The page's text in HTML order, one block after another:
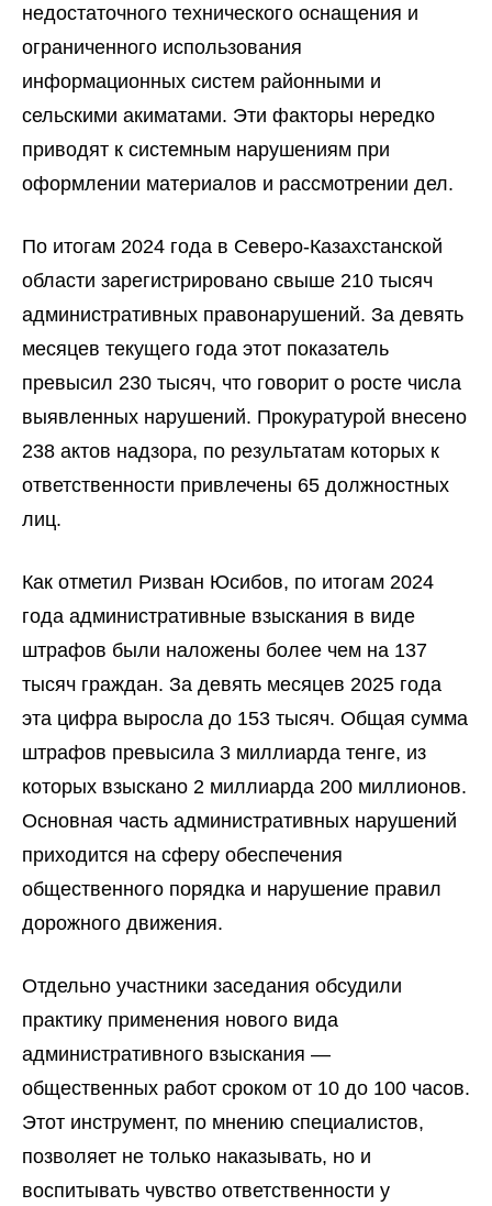
недостаточного технического оснащения и
ограниченного использования
информационных систем районными и
сельскими акиматами. Эти факторы нередко
приводят к системным нарушениям при
оформлении материалов и рассмотрении дел.
По итогам 2024 года в Северо-Казахстанской
области зарегистрировано свыше 210 тысяч
административных правонарушений. За девять
месяцев текущего года этот показатель
превысил 230 тысяч, что говорит о росте числа
выявленных нарушений. Прокуратурой внесено
238 актов надзора, по результатам которых к
ответственности привлечены 65 должностных
лиц.
Как отметил Ризван Юсибов, по итогам 2024
года административные взыскания в виде
штрафов были наложены более чем на 137
тысяч граждан. За девять месяцев 2025 года
эта цифра выросла до 153 тысяч. Общая сумма
штрафов превысила 3 миллиарда тенге, из
которых взыскано 2 миллиарда 200 миллионов.
Основная часть административных нарушений
приходится на сферу обеспечения
общественного порядка и нарушение правил
дорожного движения.
Отдельно участники заседания обсудили
практику применения нового вида
административного взыскания —
общественных работ сроком от 10 до 100 часов.
Этот инструмент, по мнению специалистов,
позволяет не только наказывать, но и
воспитывать чувство ответственности у